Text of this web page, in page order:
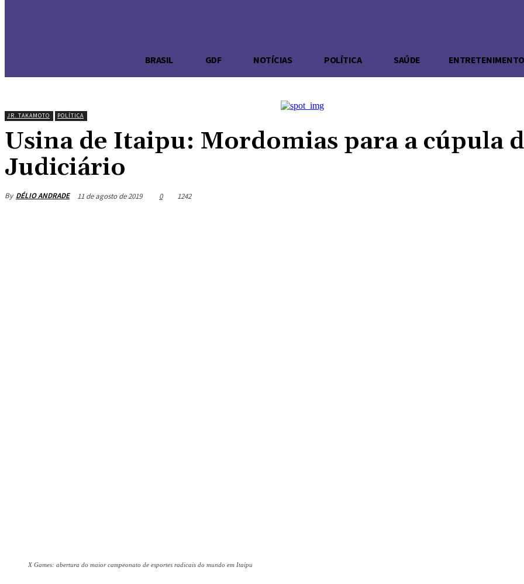
BRASIL GDF NOTÍCIAS POLÍTICA SAÚDE ENTRETENIMENTO
JR. TAKAMOTO POLÍTICA
Usina de Itaipu: Mordomias para a cúpula
Judiciário
By DÉLIO ANDRADE 11 de agosto de 2019 0 1242
X Games: abertura do maior campeonato de esportes radicais do mundo em Itaipu